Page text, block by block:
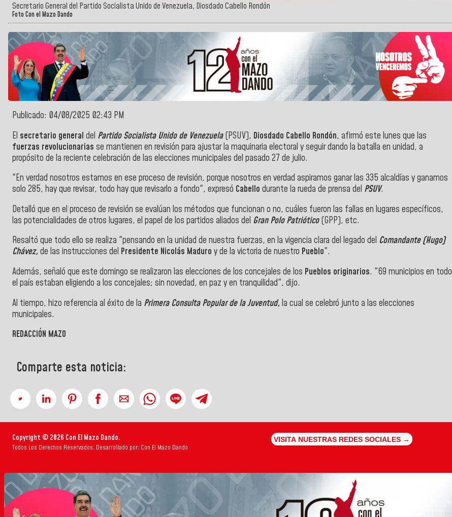
Secretario General del Partido Socialista Unido de Venezuela, Diosdado Cabello Rondón
Foto Con el Mazo Dando
Publicado: 04/08/2025 02:43 PM
El secretario general del Partido Socialista Unido de Venezuela(PSUV), Diosdado Cabello Rondón, afirmó este lunes que las
fuerzas revolucionarias se mantienen en revisión para ajustar la maquinaria electoral y seguir dando la batalla en unidad, a
propósito de la reciente celebración de las elecciones municipales del pasado 27 de julio.
"En verdad nosotros estamos en ese proceso de revisión, porque nosotros en verdad aspiramos ganar las 335 alcaldías y ganamos
solo 285, hay que revisar, todo hay que revisarlo a fondo", expresó Cabello durante la rueda de prensa del PSUV.
Detalló que en el proceso de revisión se evalúan los métodos que funcionan o no, cuáles fueron las fallas en lugares específicos,
las potencialidades de otros lugares, el papel de los partidos aliados del Gran Polo Patriótico(GPP), etc.
Resaltó que todo ello se realiza "pensando en la unidad de nuestra fuerzas, en la vigencia clara del legado del Comandante (Hugo)
Chávez, de las instrucciones del Presidente Nicolás Maduro y de la victoria de nuestro Pueblo".
Además, señaló que este domingo se realizaron las elecciones de los concejales de los Pueblos originarios. "69 municipios en todo
el país estaban eligiendo a los concejales; sin novedad, en paz y en tranquilidad", dijo.
Al tiempo, hizo referencia al éxito de la Primera Consulta Popular de la Juventud, la cual se celebró junto a las elecciones
municipales.
REDACCIÓN MAZO
Comparte esta noticia:
Copyright © 2026 Con El Mazo Dando.
Todos Los Derechos Reservados. Desarrollado por: Con El Mazo Dando
VISITA NUESTRAS REDES SOCIALES →